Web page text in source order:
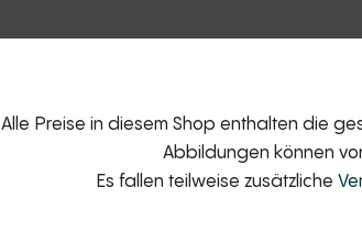
Alle Preise in diesem Shop enthalten die
Abbildungen können
Es fallen teilweise zusätzliche